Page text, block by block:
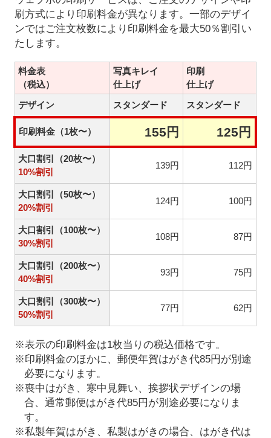
刷方式により印刷料金が異なります。一部のデザイ
ンではご注文枚数により印刷料金を最大50％割引い
たします。
料金表
（税込）
写真キレイ
仕上げ
印刷
仕上げ
デザイン
スタンダード スタンダード
印刷料金（1枚〜） 155円 125円
大口割引（20枚〜）
10%割引
139円 112円
大口割引（50枚〜）
20%割引
124円 100円
大口割引（100枚〜）
30%割引
108円 87円
大口割引（200枚〜）
40%割引
93円 75円
大口割引（300枚〜）
50%割引
77円 62円
※表示の印刷料金は1枚当りの税込価格です。
※印刷料金のほかに、郵便年賀はがき代85円が別途
必要になります。
※喪中はがき、寒中見舞い、挨拶状デザインの場
合、通常郵便はがき代85円が別途必要になりま
す。
※私製年賀はがき、私製はがきの場合、はがき代は